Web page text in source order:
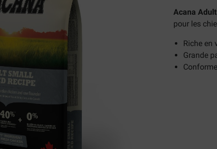
Acana
pour les
Riche en
Grande